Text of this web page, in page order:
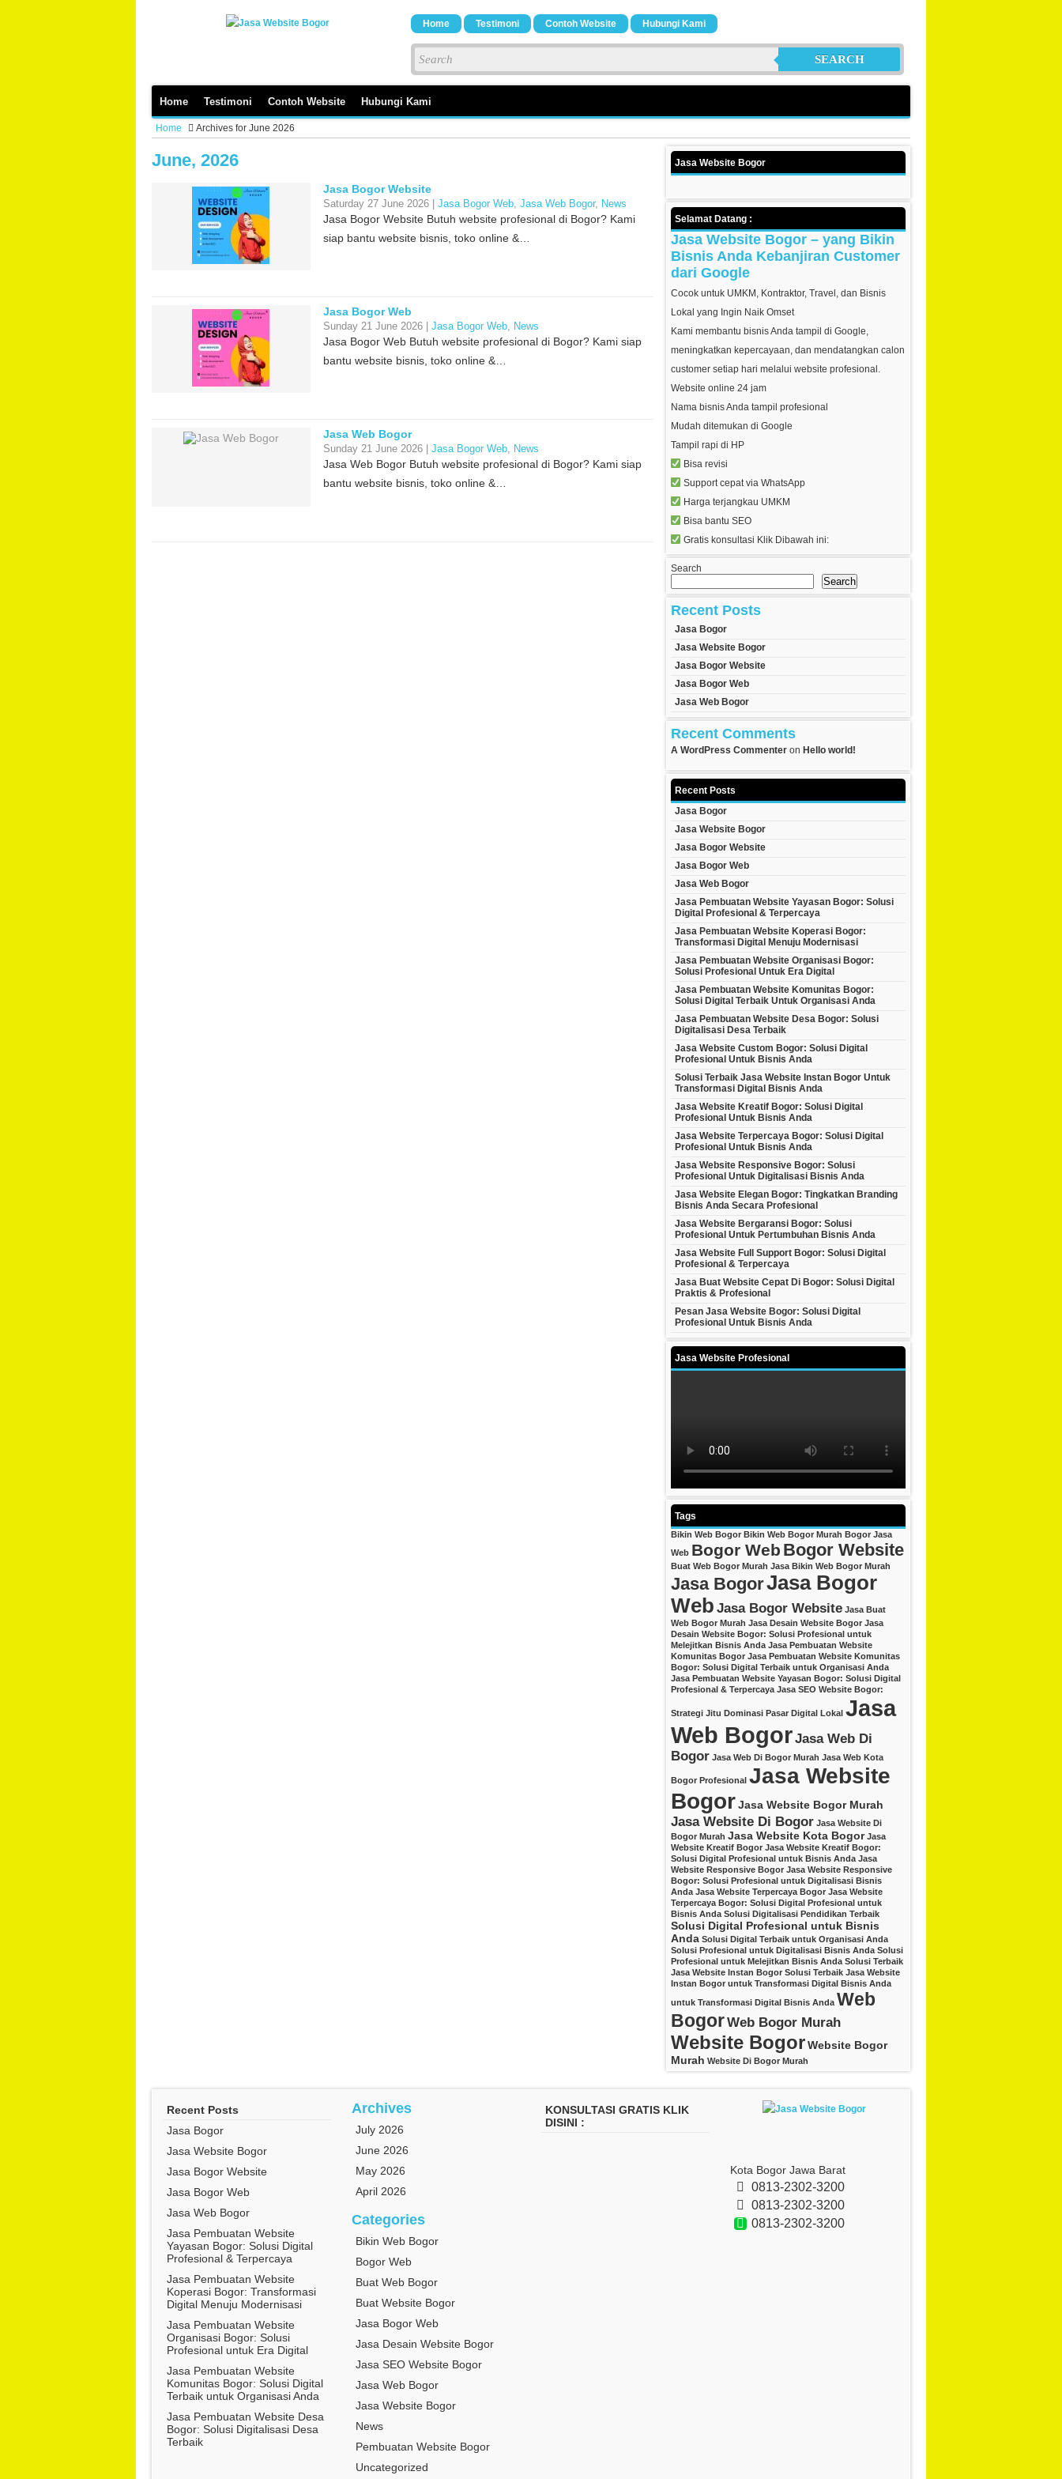
Home Testimoni Contoh Website Hubungi Kami
SEARCH
Home Testimoni Contoh Website Hubungi Kami
Home Archives for June 2026
June, 2026
Jasa Bogor Website
Saturday 27 June 2026 | Jasa Bogor Web, Jasa Web Bogor, News
Jasa Bogor Website Butuh website profesional di Bogor? Kami
siap bantu website bisnis, toko online &…
Jasa Bogor Web
Sunday 21 June 2026 | Jasa Bogor Web, News
Jasa Bogor Web Butuh website profesional di Bogor? Kami siap
bantu website bisnis, toko online &…
Jasa Web Bogor
Sunday 21 June 2026 | Jasa Bogor Web, News
Jasa Web Bogor Butuh website profesional di Bogor? Kami siap
bantu website bisnis, toko online &…
Jasa Website Bogor
Selamat Datang :
Jasa Website Bogor – yang Bikin
Bisnis Anda Kebanjiran Customer
dari Google
Cocok untuk UMKM, Kontraktor, Travel, dan Bisnis
Lokal yang Ingin Naik Omset
Kami membantu bisnis Anda tampil di Google,
meningkatkan kepercayaan, dan mendatangkan calon
customer setiap hari melalui website profesional.
Website online 24 jam
Nama bisnis Anda tampil profesional
Mudah ditemukan di Google
Tampil rapi di HP
Bisa revisi
Support cepat via WhatsApp
Harga terjangkau UMKM
Bisa bantu SEO
Gratis konsultasi Klik Dibawah ini:
Search
Search
Recent Posts
Jasa Bogor
Jasa Website Bogor
Jasa Bogor Website
Jasa Bogor Web
Jasa Web Bogor
Recent Comments
A WordPress Commenteron Hello world!
Recent Posts
Jasa Bogor
Jasa Website Bogor
Jasa Bogor Website
Jasa Bogor Web
Jasa Web Bogor
Jasa Pembuatan Website Yayasan Bogor: Solusi
Digital Profesional & Terpercaya
Jasa Pembuatan Website Koperasi Bogor:
Transformasi Digital Menuju Modernisasi
Jasa Pembuatan Website Organisasi Bogor:
Solusi Profesional Untuk Era Digital
Jasa Pembuatan Website Komunitas Bogor:
Solusi Digital Terbaik Untuk Organisasi Anda
Jasa Pembuatan Website Desa Bogor: Solusi
Digitalisasi Desa Terbaik
Jasa Website Custom Bogor: Solusi Digital
Profesional Untuk Bisnis Anda
Solusi Terbaik Jasa Website Instan Bogor Untuk
Transformasi Digital Bisnis Anda
Jasa Website Kreatif Bogor: Solusi Digital
Profesional Untuk Bisnis Anda
Jasa Website Terpercaya Bogor: Solusi Digital
Profesional Untuk Bisnis Anda
Jasa Website Responsive Bogor: Solusi
Profesional Untuk Digitalisasi Bisnis Anda
Jasa Website Elegan Bogor: Tingkatkan Branding
Bisnis Anda Secara Profesional
Jasa Website Bergaransi Bogor: Solusi
Profesional Untuk Pertumbuhan Bisnis Anda
Jasa Website Full Support Bogor: Solusi Digital
Profesional & Terpercaya
Jasa Buat Website Cepat Di Bogor: Solusi Digital
Praktis & Profesional
Pesan Jasa Website Bogor: Solusi Digital
Profesional Untuk Bisnis Anda
Jasa Website Profesional
Tags
Bikin Web Bogor Bikin Web Bogor Murah Bogor Jasa
Web Bogor Web Bogor Website
Buat Web Bogor Murah Jasa Bikin Web Bogor Murah
Jasa BogorJasa Bogor
Web Jasa Bogor Website Jasa Buat
Web Bogor Murah Jasa Desain Website Bogor Jasa
Desain Website Bogor: Solusi Profesional untuk
Melejitkan Bisnis Anda Jasa Pembuatan Website
Komunitas Bogor Jasa Pembuatan Website Komunitas
Bogor: Solusi Digital Terbaik untuk Organisasi Anda
Jasa Pembuatan Website Yayasan Bogor: Solusi Digital
Profesional & Terpercaya Jasa SEO Website Bogor:
Strategi Jitu Dominasi Pasar Digital Lokal Jasa
Web BogorJasa Web Di
Bogor Jasa Web Di Bogor Murah Jasa Web Kota
Bogor Profesional Jasa Website
Bogor Jasa Website Bogor Murah
Jasa Website Di Bogor Jasa Website Di
Bogor Murah Jasa Website Kota Bogor Jasa
Website Kreatif Bogor Jasa Website Kreatif Bogor:
Solusi Digital Profesional untuk Bisnis Anda Jasa
Website Responsive Bogor Jasa Website Responsive
Bogor: Solusi Profesional untuk Digitalisasi Bisnis
Anda Jasa Website Terpercaya Bogor Jasa Website
Terpercaya Bogor: Solusi Digital Profesional untuk
Bisnis Anda Solusi Digitalisasi Pendidikan Terbaik
Solusi Digital Profesional untuk Bisnis
Anda Solusi Digital Terbaik untuk Organisasi Anda
Solusi Profesional untuk Digitalisasi Bisnis Anda Solusi
Profesional untuk Melejitkan Bisnis Anda Solusi Terbaik
Jasa Website Instan Bogor Solusi Terbaik Jasa Website
Instan Bogor untuk Transformasi Digital Bisnis Anda
untuk Transformasi Digital Bisnis Anda Web
BogorWeb Bogor Murah
Website Bogor Website Bogor
Murah Website Di Bogor Murah
Recent Posts
Jasa Bogor
Jasa Website Bogor
Jasa Bogor Website
Jasa Bogor Web
Jasa Web Bogor
Jasa Pembuatan Website
Yayasan Bogor: Solusi Digital
Profesional & Terpercaya
Jasa Pembuatan Website
Koperasi Bogor: Transformasi
Digital Menuju Modernisasi
Jasa Pembuatan Website
Organisasi Bogor: Solusi
Profesional untuk Era Digital
Jasa Pembuatan Website
Komunitas Bogor: Solusi Digital
Terbaik untuk Organisasi Anda
Jasa Pembuatan Website Desa
Bogor: Solusi Digitalisasi Desa
Terbaik
Archives
July 2026
June 2026
May 2026
April 2026
Categories
Bikin Web Bogor
Bogor Web
Buat Web Bogor
Buat Website Bogor
Jasa Bogor Web
Jasa Desain Website Bogor
Jasa SEO Website Bogor
Jasa Web Bogor
Jasa Website Bogor
News
Pembuatan Website Bogor
Uncategorized
KONSULTASI GRATIS KLIK
DISINI :
Kota Bogor Jawa Barat
0813-2302-3200
0813-2302-3200
0813-2302-3200